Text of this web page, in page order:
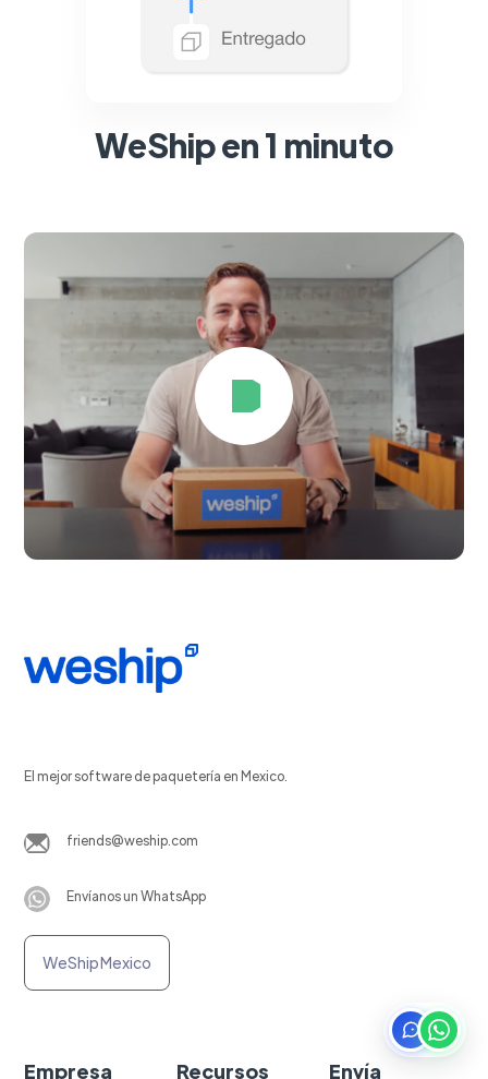
WeShip en 1 minuto
El mejor software de paquetería en Mexico.
friends@weship.com
Envíanos un WhatsApp
WeShip Mexico
Empresa Recursos Envía